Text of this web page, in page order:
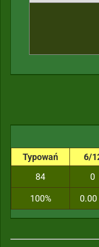
Typowań 6/
84
0
100%